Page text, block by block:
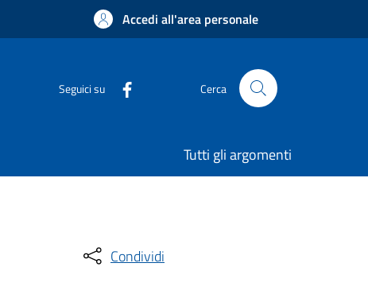
Accedi all'area personale
Seguici su Cerca
Tutti gli argomenti
Condividi